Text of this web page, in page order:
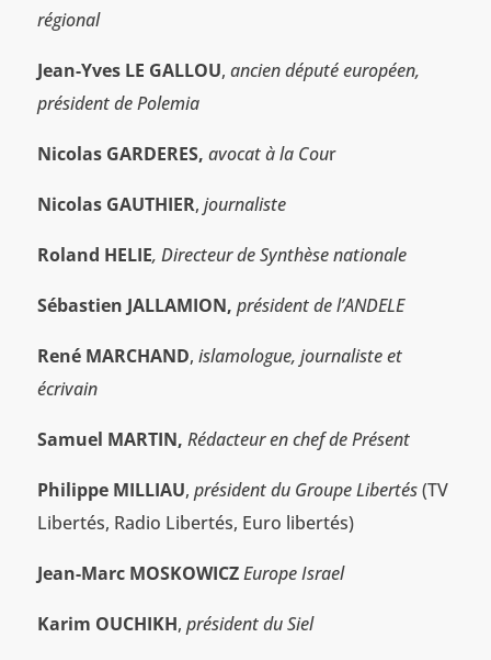
régional
Jean-Yves LE GALLOU, ancien député européen,
président de Polemia
Nicolas GARDERES, avocat à la Cour
Nicolas GAUTHIER, journaliste
Roland HELIE, Directeur de Synthèse nationale
Sébastien JALLAMION, président de l’ANDELE
René MARCHAND, islamologue, journaliste et
écrivain
Samuel MARTIN, Rédacteur en chef de Présent
Philippe MILLIAU, président du Groupe Libertés(TV
Libertés, Radio Libertés, Euro libertés)
Jean-Marc MOSKOWICZ Europe Israel
Karim OUCHIKH, président du Siel